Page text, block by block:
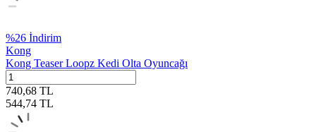
%26 İndirim
Kong
Kong Teaser Loopz Kedi Olta Oyuncağı
740,68 TL
544,74 TL